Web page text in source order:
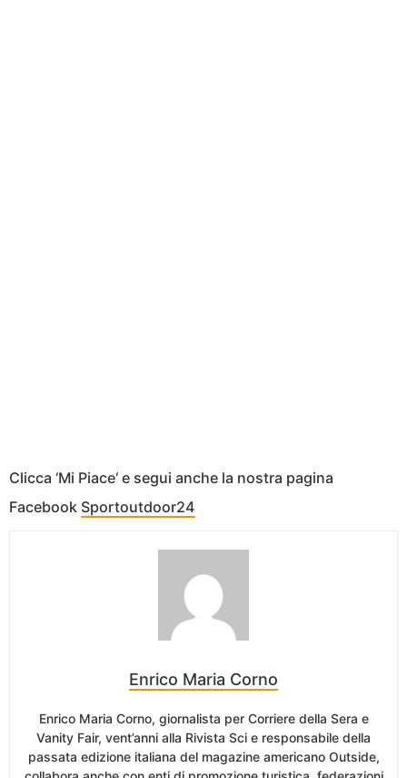
Clicca ‘Mi Piace‘ e segui anche la nostra pagina
Facebook Sportoutdoor24
Enrico Maria Corno
Enrico Maria Corno, giornalista per Corriere della Sera e
Vanity Fair, vent’anni alla Rivista Sci e responsabile della
passata edizione italiana del magazine americano Outside,